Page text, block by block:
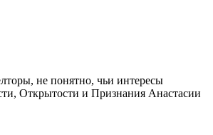
не понятно, чьи интересы
Открытости и Признания Анастасии